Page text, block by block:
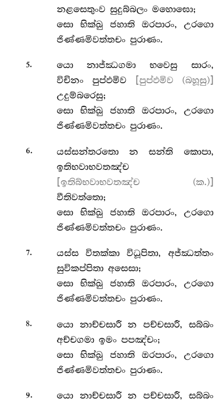
නළසෙතුංව සුදුබ්බලං මහොඝො;
සො භික්ඛු ජහාති ඔරපාරං, උරගො
ජිණ්ණමිවත්තචං පුරාණං.
5.
යො නාජ්ඣගමා භවෙසු සාරං,
විචිනං පුප්ඵමිව
[පුප්ඵමිව (බහූසු)]
උදුම්බරෙසු;
සො භික්ඛු ජහාති ඔරපාරං, උරගො
ජිණ්ණමිවත්තචං පුරාණං.
6.
යස්සන්තරතො න සන්ති කොපා,
ඉතිභවාභවතඤ්ච
[ඉතිබ්භවාභවතඤ්ච (ක.)]
වීතිවත්තො;
සො භික්ඛු ජහාති ඔරපාරං, උරගො
ජිණ්ණමිවත්තචං පුරාණං.
7. යස්සවිතක්කා විධූපිතා, අජ්ඣත්තං
සුවිකප්පිතා අසෙසා;
සො භික්ඛු ජහාති ඔරපාරං, උරගො
ජිණ්ණමිවත්තචං පුරාණං.
8.
යො නාච්චසාරී න පච්චසාරී, සබ්බං
අච්චගමා ඉමං පපඤ්චං;
සො භික්ඛු ජහාති ඔරපාරං, උරගො
ජිණ්ණමිවත්තචං පුරාණං.
9.
යො නාච්චසාරී න පච්චසාරී, සබ්බං